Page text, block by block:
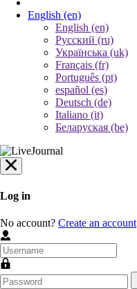
English (en)
English (en)
Русский (ru)
Українська (uk)
Français (fr)
Português (pt)
español (es)
Deutsch (de)
Italiano (it)
Беларуская (be)
Log in
No account? Create an account